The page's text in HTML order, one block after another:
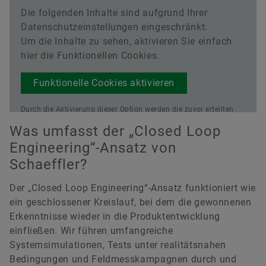
Die folgenden Inhalte sind aufgrund Ihrer
Datenschutzeinstellungen eingeschränkt.
Um die Inhalte zu sehen, aktivieren Sie einfach
hier die Funktionellen Cookies.
Funktionelle Cookies aktivieren
Durch die Aktivierung dieser Option werden die zuvor erteilten
mehr über unsere Datenschutzbestimmungen
Was umfasst der „Closed Loop
Engineering“-Ansatz von
Schaeffler?
Der „Closed Loop Engineering“-Ansatz funktioniert wie
ein geschlossener Kreislauf, bei dem die gewonnenen
Erkenntnisse wieder in die Produktentwicklung
einfließen. Wir führen umfangreiche
Systemsimulationen, Tests unter realitätsnahen
Bedingungen und Feldmesskampagnen durch und